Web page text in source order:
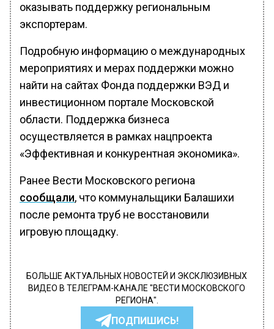
оказывать поддержку региональным
экспортерам.
Подробную информацию о международных
мероприятиях и мерах поддержки можно
найти на сайтах Фонда поддержки ВЭД и
инвестиционном портале Московской
области. Поддержка бизнеса
осуществляется в рамках нацпроекта
«Эффективная и конкурентная экономика».
Ранее Вести Московского региона
сообщали, что коммунальщики Балашихи
после ремонта труб не восстановили
игровую площадку.
БОЛЬШЕ АКТУАЛЬНЫХ НОВОСТЕЙ И ЭКСКЛЮЗИВНЫХ
ВИДЕО В ТЕЛЕГРАМ-КАНАЛЕ "ВЕСТИ МОСКОВСКОГО
РЕГИОНА".
ПОДПИШИСЬ!